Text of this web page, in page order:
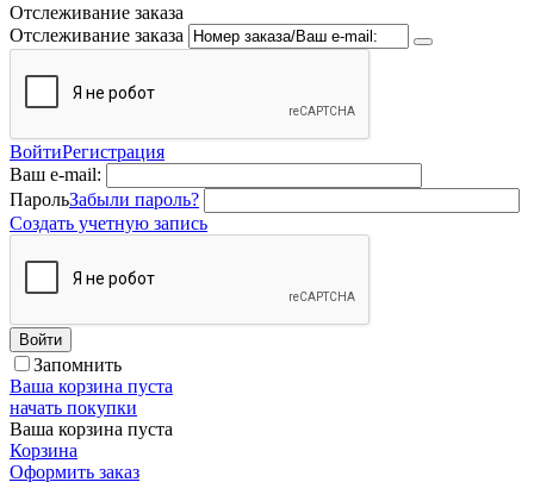
Отслеживание заказа
Отслеживание заказа
ВойтиРегистрация
Ваш e-mail:
ПарольЗабыли пароль?
Создать учетную запись
Войти
Запомнить
Ваша корзина пуста
начать покупки
Ваша корзина пуста
Корзина
Оформить заказ